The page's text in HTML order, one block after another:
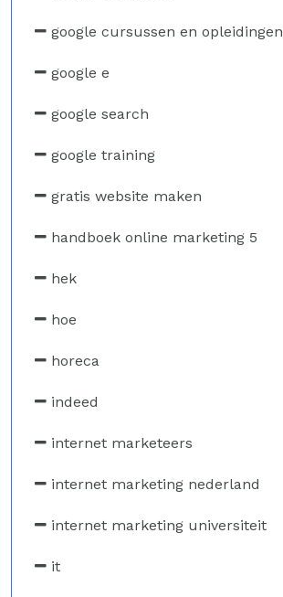
google cursussen en opleidingen
google e
google search
google training
gratis website maken
handboek online marketing 5
hek
hoe
horeca
indeed
internet marketeers
internet marketing nederland
internet marketing universiteit
it